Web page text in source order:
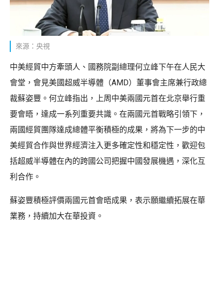
來源：央視
中美經貿中方牽頭人、國務院副總理何立峰下午在人民大
會堂，會見美國超威半導體（AMD）董事會主席兼行政總
裁蘇姿豐。何立峰指出，上周中美兩國元首在北京舉行重
要會晤，達成一系列重要共識。在兩國元首戰略引領下，
兩國經貿團隊達成總體平衡積極的成果，將為下一步的中
美經貿合作與世界經濟注入更多確定性和穩定性，歡迎包
括超威半導體在內的跨國公司把握中國發展機遇，深化互
利合作。
蘇姿豐積極評價兩國元首會晤成果，表示願繼續拓展在華
業務，持續加大在華投資。